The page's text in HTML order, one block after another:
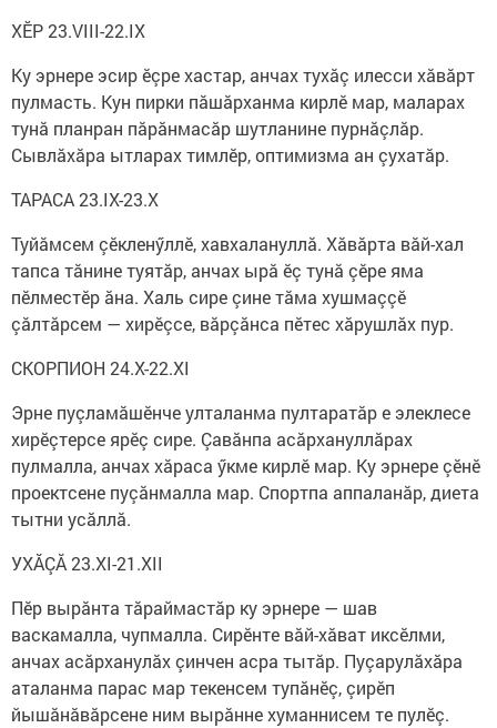
ХӖР 23.VIII-22.IX
Ку эрнере эсир ӗçре хастар, анчах тухăç илесси хăвăрт
пулмасть. Кун пирки пăшăрханма кирлӗ мар, маларах
тунă планран пăрăнмасăр шутланине пурнăçлăр.
Сывлăхăра ытларах тимлӗр, оптимизма ан çухатăр.
ТАРАСА 23.IX-23.X
Туйăмсем çӗкленӳллӗ, хавхалануллă. Хăвăрта вăй-хал
тапса тăнине туятăр, анчах ырă ӗç тунă çӗре яма
пӗлместӗр ăна. Халь сире çине тăма хушмаççӗ
çăлтăрсем — хирӗçсе, вăрçăнса пӗтес хăрушлăх пур.
СКОРПИОН 24.X-22.XI
Эрне пуçламăшӗнче улталанма пултаратăр е элеклесе
хирӗçтерсе ярӗç сире. Çавăнпа асăрхануллăрах
пулмалла, анчах хăраса ӳкме кирлӗ мар. Ку эрнере çӗнӗ
проектсене пуçăнмалла мар. Спортпа аппаланăр, диета
тытни усăллă.
УХĂÇĂ 23.XI-21.XII
Пӗр вырăнта тăраймастăр ку эрнере — шав
васкамалла, чупмалла. Сирӗнте вăй-хăват иксӗлми,
анчах асăрханулăх çинчен асра тытăр. Пуçарулăхăра
аталанма парас мар текенсем тупăнӗç, çирӗп
йышăнăвăрсене ним вырăнне хуманнисем те пулӗç.